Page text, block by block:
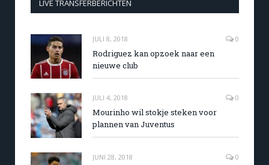
LIVE TRANSFERBERICHTEN
JULI 8, 2018 0
Rodriguez kan opzoek naar een
nieuwe club
JULI 4, 2018 0
Mourinho wil stokje steken voor
plannen van Juventus
JUNI 28, 2018 0